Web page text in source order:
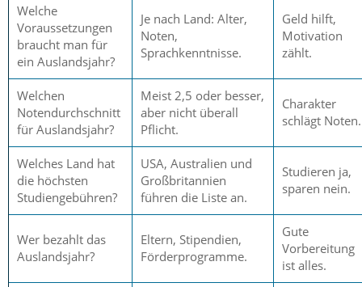
Welche
Voraussetzungen
braucht man für
ein Auslandsjahr?
Je nach Land: Alter,
Noten,
Sprachkenntnisse.
Geld hilft,
Motivation
zählt.
Welchen
Notendurchschnitt
für Auslandsjahr?
Meist 2,5 oder besser,
aber nicht überall
Pflicht.
Charakter
schlägt Noten.
Welches Land hat
die höchsten
Studiengebühren?
USA, Australien und
Großbritannien
führen die Liste an.
Studieren ja,
sparen nein.
Wer bezahlt das
Auslandsjahr?
Eltern, Stipendien,
Förderprogramme.
Gute
Vorbereitung
ist alles.